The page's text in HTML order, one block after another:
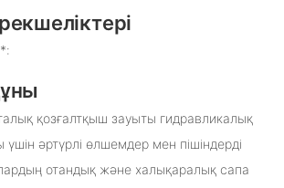
қозғалтқыш зауыты гидравликалық
үшін әртүрлі өлшемдер мен пішіндерді
отандық және халықаралық сапа